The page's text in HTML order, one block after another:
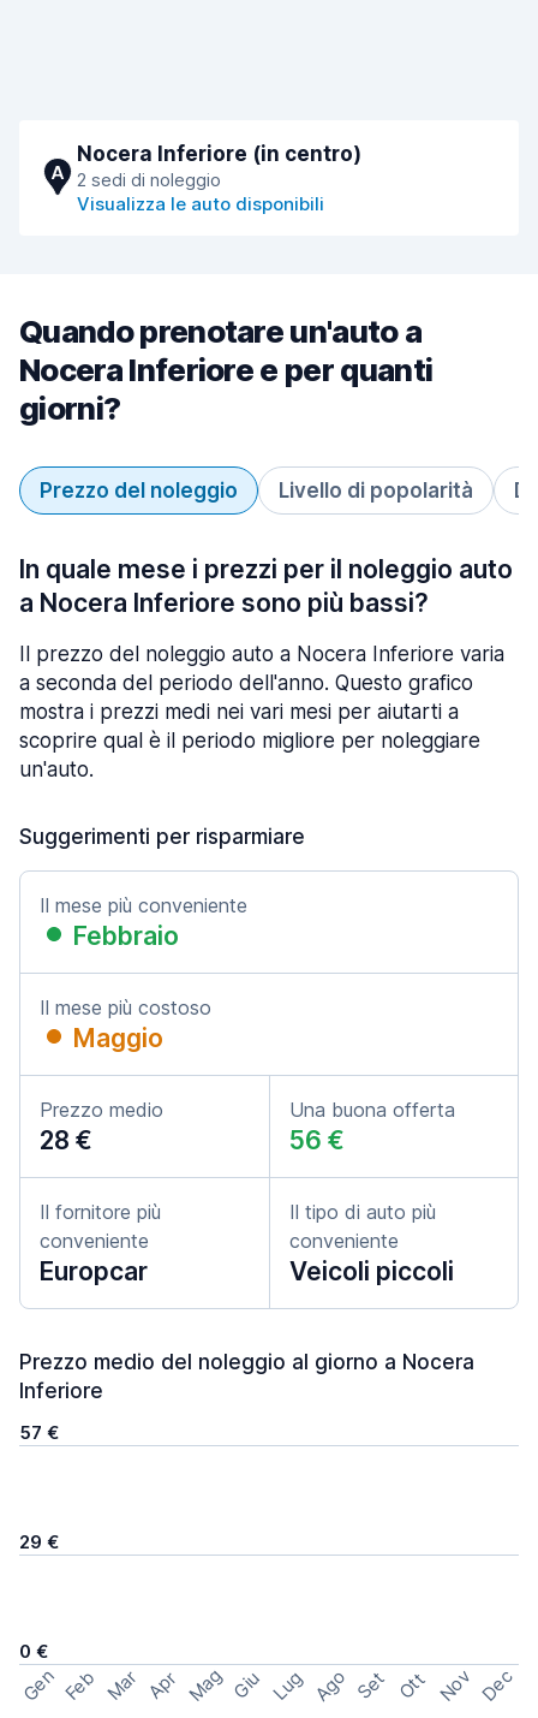
A
Nocera Inferiore (in centro)
2 sedi di noleggio
Visualizza le auto disponibili
Quando prenotare un'auto a
Nocera Inferiore e per quanti
giorni?
Prezzo del noleggio Livello di popolarità
In quale mese i prezzi per il noleggio auto
a Nocera Inferiore sono più bassi?
Il prezzo del noleggio auto a Nocera Inferiore varia
a seconda del periodo dell'anno. Questo grafico
mostra i prezzi medi nei vari mesi per aiutarti a
scoprire qual è il periodo migliore per noleggiare
un'auto.
Suggerimenti per risparmiare
Il mese più conveniente
Febbraio
Il mese più costoso
Maggio
Prezzo medio
28 €
Una buona offerta
56 €
Il fornitore più
conveniente
Europcar
Il tipo di auto più
conveniente
Veicoli piccoli
Prezzo medio del noleggio al giorno a Nocera
Inferiore
57 €
29 €
0 €
Gen Feb Mar Apr Mag Giu Lug Ago Set Ott Nov Dec